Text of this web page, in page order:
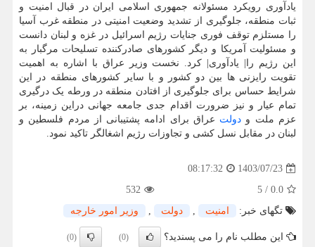
یادآوری رویکرد مسئولانه جمهوری اسلامی ایران در قبال امنیت و
ثبات منطقه، جلوگیری از تشدید وضعیت امنیتی در منطقه غرب آسیا
را مستلزم توقف فوری جنایات رژیم اسرائیل در غزه و لبنان دانست
و مسئولیت آمریکا و دیگر کشورهای صادرکننده تسلیحات مرگبار به
این رژیم را| یادآوری| کرد. نخست وزیر عراق با اشاره به اهمیت
تقویت رایزنی ها بین دو کشور و با سایر کشورهای منطقه در این
شرایط حساس برای جلوگیری از افتادن منطقه در ورطه یک درگیری
تمام عیار و نیز ضرورت اقدام جدی جامعه جهانی دراین زمینه، بر
عزم ملت و دولت عراق برای ادامه پشتیبانی از مردم فلسطین و
لبنان در مقابل نسل کشی و تجاوزات رژیم اشغالگر تاکید نمود.
1403/07/23
08:17:32
0.0
/
5
532
تگهای خبر:
امنیت , دولت , وزیر امور خارجه
این مطلب نام را می پسندید؟ (0)
(0)